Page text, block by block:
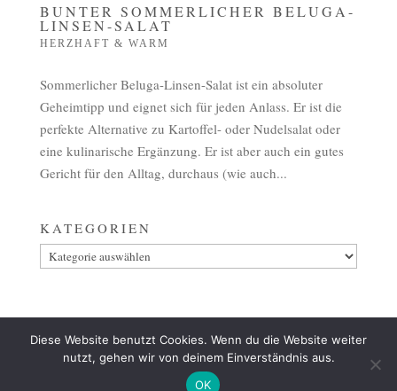
BUNTER SOMMERLICHER BELUGA-
LINSEN-SALAT
HERZHAFT & WARM
Sommerlicher Beluga-Linsen-Salat ist ein absoluter
Geheimtipp und eignet sich für jeden Anlass. Er ist die
perfekte Alternative zu Kartoffel- oder Nudelsalat oder
eine kulinarische Ergänzung. Er ist aber auch ein gutes
Gericht für den Alltag, durchaus (wie auch...
KATEGORIEN
Kategorien
AGB ZAHLUNG
VERSAND & LIEFERUNG
WIDERRUF
Diese Website benutzt Cookies. Wenn du die Website weiter
nutzt, gehen wir von deinem Einverständnis aus.
OK